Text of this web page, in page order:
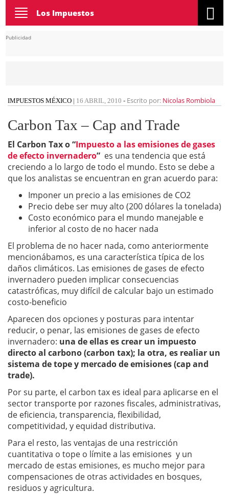
Toggle
navigation
Los Impuestos
Publicidad
IMPUESTOS MÉXICO | 16 ABRIL, 2010 - Escrito por: Nicolas Rombiola
Carbon Tax – Cap and Trade
El Carbon Tax o “Impuesto a las emisiones de gases
de efecto invernadero” es una tendencia que está
creciendo a lo largo de todo el mundo. Esto se debe a
que los analistas se encuentran en gran acuerdo para:
Imponer un precio a las emisiones de CO2
Precio debe ser muy alto (200 dólares la tonelada)
Costo económico para el mundo manejable e
inferior al costo de no hacer nada
El problema de no hacer nada, como anteriormente
mencionábamos, es una característica típica de los
daños climáticos. Las emisiones de gases de efecto
invernadero pueden implicar consecuencias
catastróficas, muy difícil de calcular bajo un estimado
costo-beneficio
Aparecen dos opciones y posturas para intentar
reducir, o penar, las emisiones de gases de efecto
invernadero: una de ellas es crear un impuesto
directo al carbono (carbon tax); la otra, es realiar un
sistema de tope y mercado de emisiones (cap and
trade).
Por su parte, el carbon tax es ideal para aplicarse en el
sector transporte por razones fiscales, administrativas,
de eficiencia, transparencia, flexibilidad,
competitividad, y equidad distributiva.
Para el resto, las ventajas de una restricción
cuantitativa o tope o límite a las emisiones y un
mercado de estas emisiones, es mucho mejor para
compensaciones de otras actividades en bosques,
residuos y agricultura.